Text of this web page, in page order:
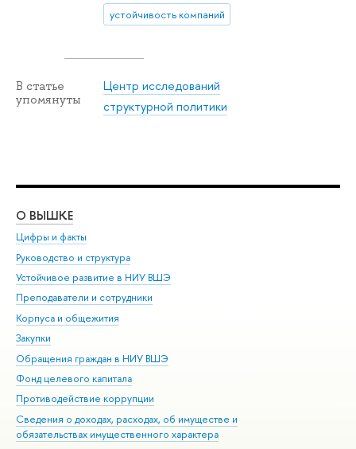
устойчивость компаний
В статье
упомянуты
Центр исследований
структурной политики
О ВЫШКЕ
Цифры и факты
Руководство и структура
Устойчивое развитие в НИУ ВШЭ
Преподаватели и сотрудники
Корпуса и общежития
Закупки
Обращения граждан в НИУ ВШЭ
Фонд целевого капитала
Противодействие коррупции
Сведения о доходах, расходах, об имуществе и
обязательствах имущественного характера